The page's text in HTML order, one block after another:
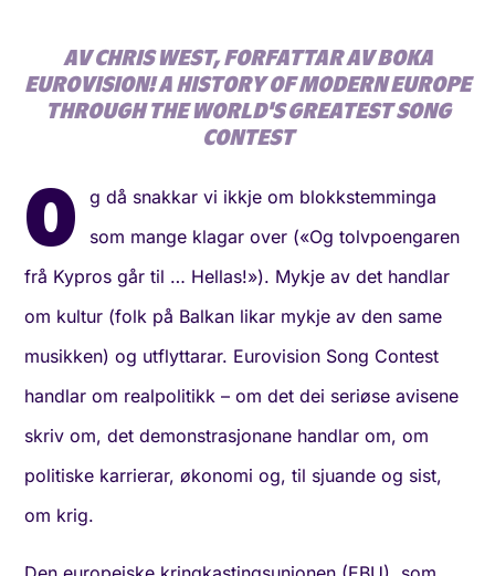
AV CHRIS WEST, FORFATTAR AV BOKA
EUROVISION! A HISTORY OF MODERN EUROPE
THROUGH THE WORLD'S GREATEST SONG
CONTEST
O
g då snakkar vi ikkje om blokkstemminga
som mange klagar over («Og tolvpoengaren
frå Kypros går til … Hellas!»). Mykje av det handlar
om kultur (folk på Balkan likar mykje av den same
musikken) og utflyttarar. Eurovision Song Contest
handlar om realpolitikk – om det dei seriøse avisene
skriv om, det demonstrasjonane handlar om, om
politiske karrierar, økonomi og, til sjuande og sist,
om krig.